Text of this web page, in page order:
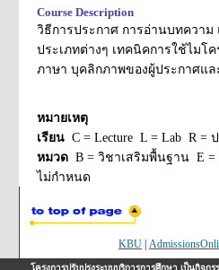
Course Description
วิธีการประกาศ การอ่านบทควา
ประเภทต่างๆ เทคนิคการใช้ไมโ
ภาษา บุคลิกภาพของผู้ประกาศแล
หมายเหตุ
เรียน C = Lecture L = Lab R =
หมวด B = วิชาเสริมพื้นฐาน E
ไม่กำหนด
KBU
โครงการปรับปรุงระบบบริการการศึกษา เป็นกิ